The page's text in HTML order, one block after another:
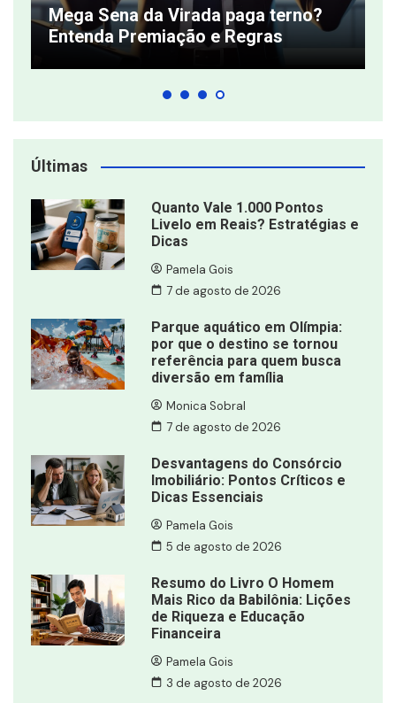
Mega Sena da Virada paga terno?
Entenda Premiação e Regras
Últimas
Quanto Vale 1.000 Pontos
Livelo em Reais? Estratégias e
Dicas
Pamela Gois
7 de agosto de 2026
Parque aquático em Olímpia:
por que o destino se tornou
referência para quem busca
diversão em família
Monica Sobral
7 de agosto de 2026
Desvantagens do Consórcio
Imobiliário: Pontos Críticos e
Dicas Essenciais
Pamela Gois
5 de agosto de 2026
Resumo do Livro O Homem
Mais Rico da Babilônia: Lições
de Riqueza e Educação
Financeira
Pamela Gois
3 de agosto de 2026